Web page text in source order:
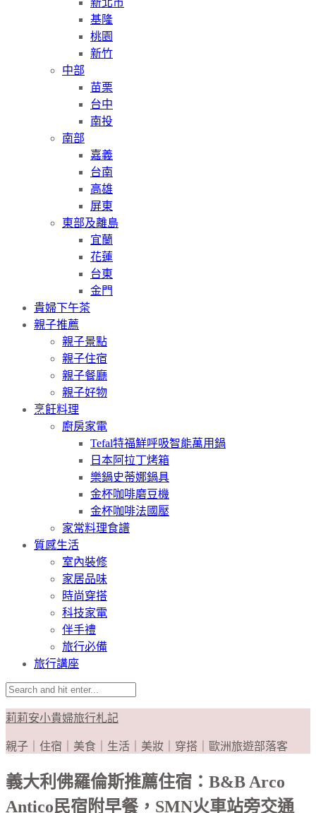
新北市
基隆
桃園
新竹
中部
苗栗
台中
南投
南部
嘉義
台南
高雄
屏東
東部及離島
宜蘭
花蓮
台東
金門
貴婦下午茶
親子推薦
親子景點
親子住宿
親子餐廳
親子好物
烹飪料理
廚房家電
Tefal特福鮮呼吸智能萬用鍋
日本阿拉丁烤箱
樂鍋史蒂娜鍋具
金杯咖啡磨豆機
金杯咖啡法國壓
家常料理食譜
質感生活
室內裝修
家居品味
時尚穿搭
科技家電
伴手禮
旅行必備
旅行講座
莉莉安小貴婦旅行札記
親子｜住宿｜美食｜生活｜美妝｜穿搭｜歐洲旅遊部落客
義大利佛羅倫斯推薦住宿：B&B Arco
Antico民宿附早餐，SMN火車站旁交通